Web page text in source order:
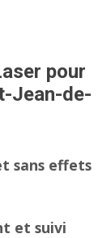
pour
Jean-de-
sans effets
et suivi